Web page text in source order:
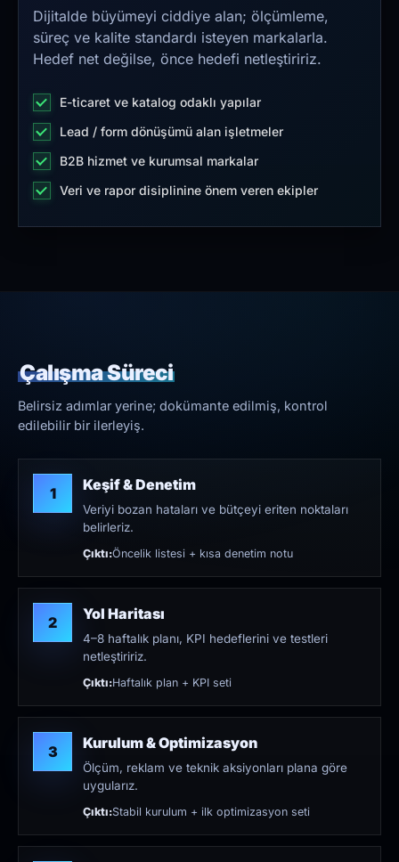
Dijitalde büyümeyi ciddiye alan; ölçümleme,
süreç ve kalite standardı isteyen markalarla.
Hedef net değilse, önce hedefi netleştiririz.
E-ticaret ve katalog odaklı yapılar
Lead / form dönüşümü alan işletmeler
B2B hizmet ve kurumsal markalar
Veri ve rapor disiplinine önem veren ekipler
Çalışma Süreci
Belirsiz adımlar yerine; dokümante edilmiş, kontrol
edilebilir bir ilerleyiş.
1 Keşif & Denetim
Veriyi bozan hataları ve bütçeyi eriten noktaları
belirleriz.
Çıktı:Öncelik listesi + kısa denetim notu
2 Yol Haritası
4–8 haftalık planı, KPI hedeflerini ve testleri
netleştiririz.
Çıktı:Haftalık plan + KPI seti
3 Kurulum & Optimizasyon
Ölçüm, reklam ve teknik aksiyonları plana göre
uygularız.
Çıktı:Stabil kurulum + ilk optimizasyon seti